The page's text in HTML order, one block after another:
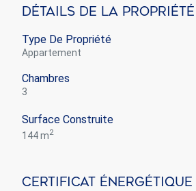
Détails De La Propriété
Type De Propriété
appartement
Chambres
3
Surface Construite
144 m2
Certificat Énergétique